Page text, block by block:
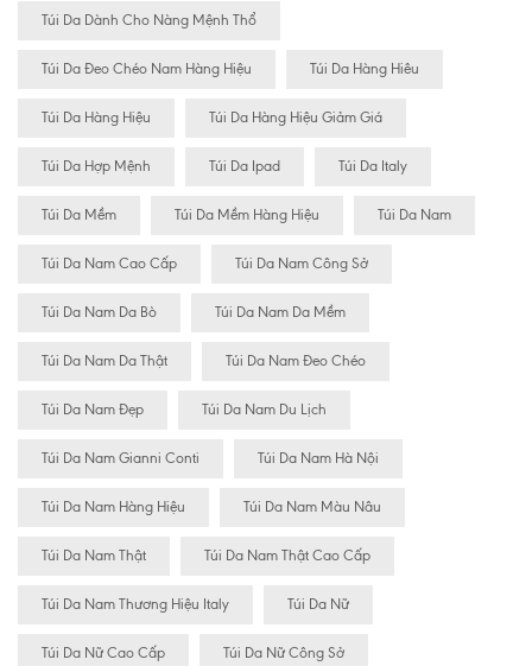
Túi Da Dành Cho Nàng Mệnh Thổ
Túi Da Đeo Chéo Nam Hàng Hiệu Túi Da Hàng Hiêu
Túi Da Hàng Hiệu Túi Da Hàng Hiệu Giảm Giá
Túi Da Hợp Mệnh Túi Da Ipad Túi Da Italy
Túi Da Mềm Túi Da Mềm Hàng Hiệu Túi Da Nam
Túi Da Nam Cao Cấp Túi Da Nam Công Sở
Túi Da Nam Da Bò Túi Da Nam Da Mềm
Túi Da Nam Da Thật Túi Da Nam Đeo Chéo
Túi Da Nam Đẹp Túi Da Nam Du Lịch
Túi Da Nam Gianni Conti Túi Da Nam Hà Nội
Túi Da Nam Hàng Hiệu Túi Da Nam Màu Nâu
Túi Da Nam Thật Túi Da Nam Thật Cao Cấp
Túi Da Nam Thương Hiệu Italy Túi Da Nữ
Túi Da Nữ Cao Cấp Túi Da Nữ Công Sở